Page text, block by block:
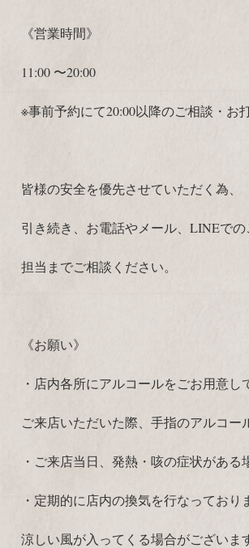
《営業時間》
11:00 〜20:00
※事前予約にて20:00以降のご相談・お
皆様の安全を優先させていただく為、
引き続き、お電話やメール、LINEで
担当までご相談ください。
《お願い》
・店内各所にアルコールをごお用意し
ご来店いただいた際、手指のアルコー
・ご来店当日、発熱・咳の症状がある
・定期的に店内の換気を行なっており
涼しい風が入ってくる場合がござい